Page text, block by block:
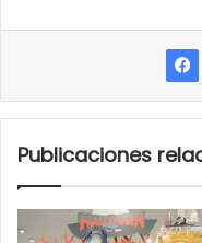
Publicaciones